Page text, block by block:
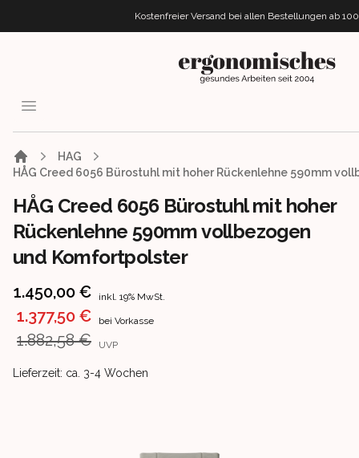
Kostenfreier Versand bei allen Bestellungen ab
ergonomisches.de
Open menu
HAG
HÅG Creed 6056 Bürostuhl mit hoher Rückenlehne 590mm
HÅG Creed 6056 Bürostuhl mit hoher
Rückenlehne 590mm vollbezogen
und Komfortpolster
Product information
1.450,00 € inkl. 19% MwSt.
1.377,50 € bei Vorkasse
1.882,58 € UVP
Product delivery information
Lieferzeit: ca. 3-4 Wochen